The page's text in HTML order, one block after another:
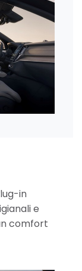
in
e
comfort